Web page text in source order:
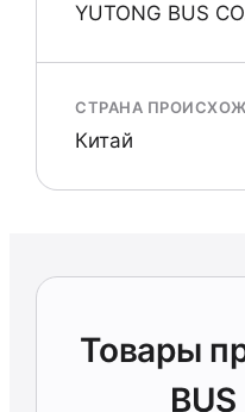
YUTONG BUS
СТРАНА
Китай
Товары